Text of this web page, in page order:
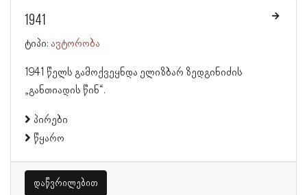
1941
ტიპი: ავტორობა
1941 წელს გამოქვეყნდა ელიზბარ ზედგინიძის
„განთიადის წინ“.
პირები
წყარო
დაწვრილებით